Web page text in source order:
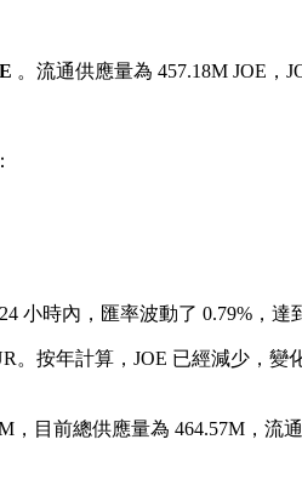
。流通供應量為 457.18M JOE，
小時內，匯率波動了 0.79%，達
。 按年計算，JOE 已經減少，變
目前總供應量為 464.57M，流